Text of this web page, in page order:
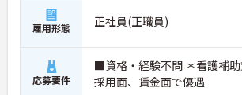
雇用形態 正社員(正職員)
応募要件
■資格・経験不問 ＊看護補
採用面、賃金面で優遇